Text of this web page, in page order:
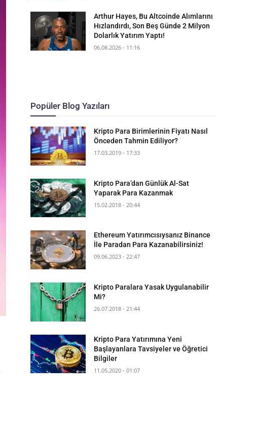
Arthur Hayes, Bu Altcoinde Alımlarını
Hızlandırdı, Son Beş Günde 2 Milyon
Dolarlık Yatırım Yaptı!
06.08.2026 - 11:16
Popüler Blog Yazıları
Kripto Para Birimlerinin Fiyatı Nasıl
Önceden Tahmin Ediliyor?
17.03.2019 - 17:33
Kripto Para’dan Günlük Al-Sat
Yaparak Para Kazanmak
15.02.2018 - 20:44
Ethereum Yatırımcısıysanız Binance
İle Paradan Para Kazanabilirsiniz!
09.06.2023 - 22:47
Kripto Paralara Yasak Uygulanabilir
Mi?
26.07.2018 - 21:44
Kripto Para Yatırımına Yeni
Başlayanlara Tavsiyeler ve Öğretici
Bilgiler
11.05.2020 - 01:07